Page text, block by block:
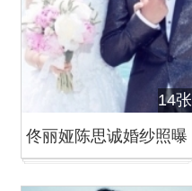
14张
佟丽娅陈思诚婚纱照曝